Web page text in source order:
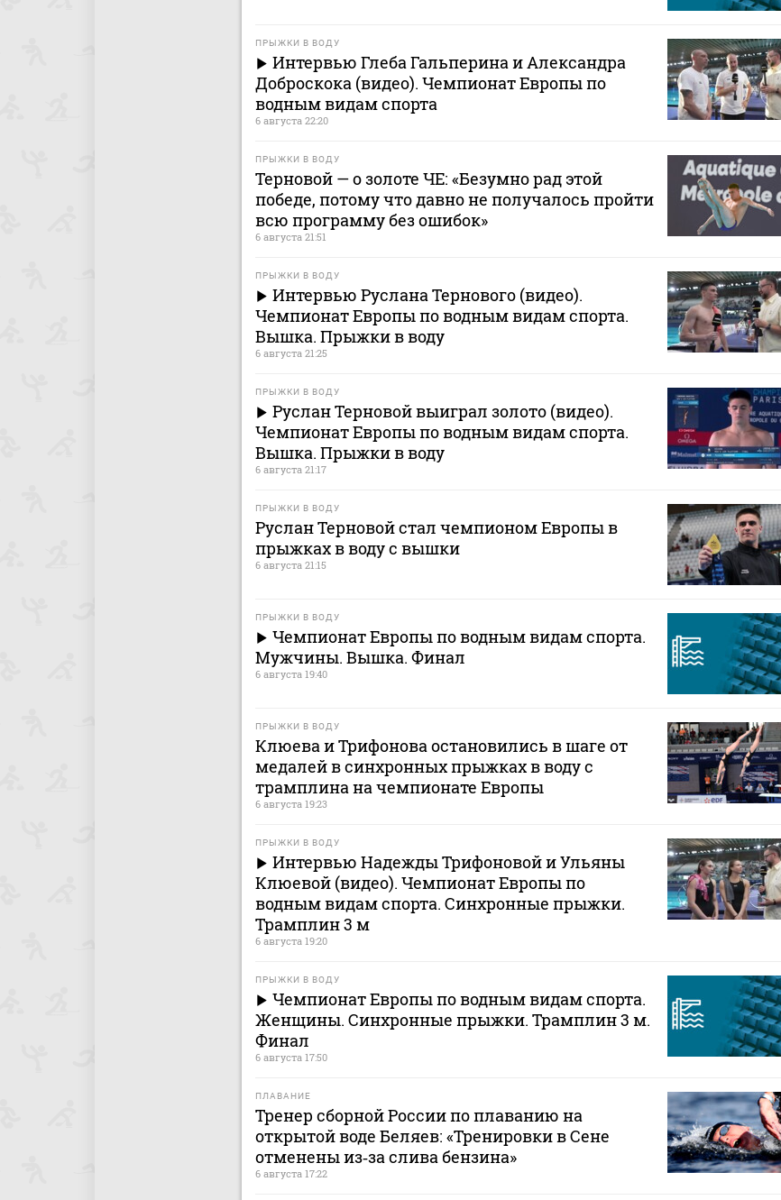
ПРЫЖКИ В ВОДУ
Интервью Глеба Гальперина и Александра
Доброскока (видео). Чемпионат Европы по
водным видам спорта
6 августа 22:20
ПРЫЖКИ В ВОДУ
Терновой — о золоте ЧЕ: «Безумно рад этой
победе, потому что давно не получалось пройти
всю программу без ошибок»
6 августа 21:51
ПРЫЖКИ В ВОДУ
Интервью Руслана Тернового (видео).
Чемпионат Европы по водным видам спорта.
Вышка. Прыжки в воду
6 августа 21:25
ПРЫЖКИ В ВОДУ
Руслан Терновой выиграл золото (видео).
Чемпионат Европы по водным видам спорта.
Вышка. Прыжки в воду
6 августа 21:17
ПРЫЖКИ В ВОДУ
Руслан Терновой стал чемпионом Европы в
прыжках в воду с вышки
6 августа 21:15
ПРЫЖКИ В ВОДУ
Чемпионат Европы по водным видам спорта.
Мужчины. Вышка. Финал
6 августа 19:40
ПРЫЖКИ В ВОДУ
Клюева и Трифонова остановились в шаге от
медалей в синхронных прыжках в воду c
трамплина на чемпионате Европы
6 августа 19:23
ПРЫЖКИ В ВОДУ
Интервью Надежды Трифоновой и Ульяны
Клюевой (видео). Чемпионат Европы по
водным видам спорта. Синхронные прыжки.
Трамплин 3 м
6 августа 19:20
ПРЫЖКИ В ВОДУ
Чемпионат Европы по водным видам спорта.
Женщины. Синхронные прыжки. Трамплин 3 м.
Финал
6 августа 17:50
ПЛАВАНИЕ
Тренер сборной России по плаванию на
открытой воде Беляев: «Тренировки в Сене
отменены из‑за слива бензина»
6 августа 17:22